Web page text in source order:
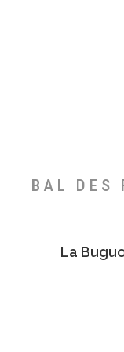
BAL DES
La